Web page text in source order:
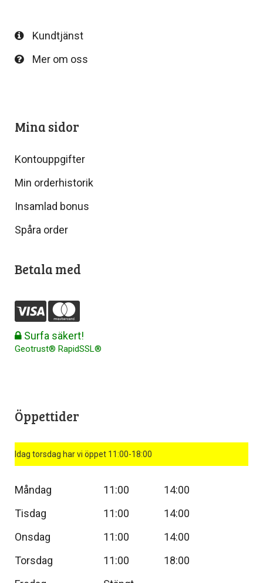
Kundtjänst
Mer om oss
Mina sidor
Kontouppgifter
Min orderhistorik
Insamlad bonus
Spåra order
Betala med
Surfa säkert!
Geotrust® RapidSSL®
Öppettider
Idag torsdag har vi öppet 11:00-18:00
Måndag 11:00
14:00
Tisdag
11:00
14:00
Onsdag
11:00
14:00
Torsdag
11:00
18:00